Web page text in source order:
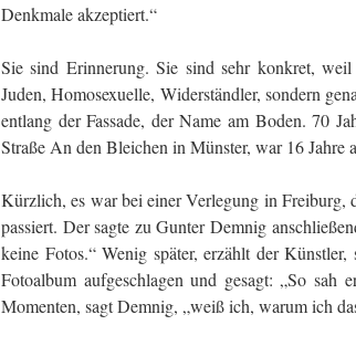
Denkmale akzeptiert.“
Sie sind Erinnerung. Sie sind sehr konkret,
Juden, Homosexuelle, Widerständler, sondern
entlang der Fassade, der Name am Boden. 70
Straße An den Bleichen in Münster, war 16
Kürzlich, es war bei einer Verlegung in Freiburg,
passiert. Der sagte zu Gunter Demnig
keine Fotos.“ Wenig später, erzählt der
Fotoalbum aufgeschlagen und gesagt: „So sah
Momenten, sagt Demnig, „weiß ich, warum ich